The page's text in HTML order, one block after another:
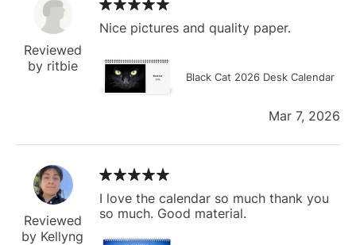
Reviewed
by ritbie
Nice pictures and quality paper.
Black Cat 2026 Desk Calendar
Mar 7, 2026
Reviewed
by Kellyng
I love the calendar so much thank you
so much. Good material.